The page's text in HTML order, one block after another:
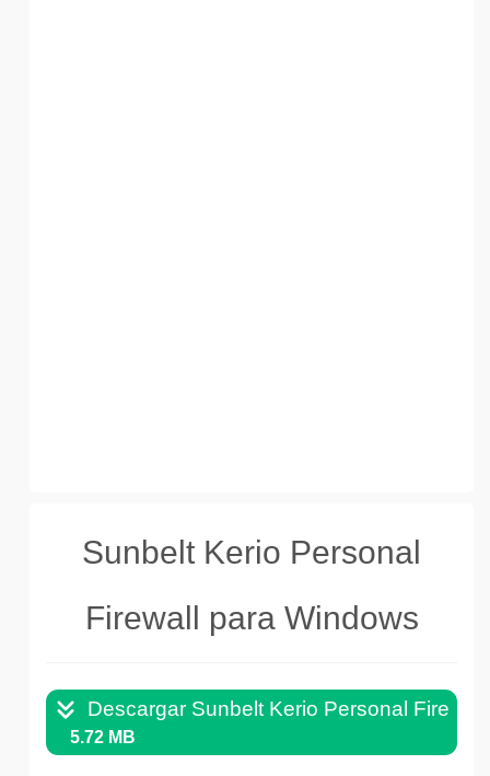
Sunbelt Kerio Personal
Firewall para Windows
Descargar Sunbelt Kerio Personal
5.72 MB